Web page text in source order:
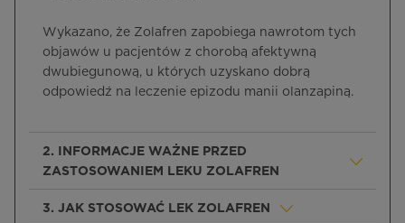
Wykazano, że Zolafren zapobiega nawrotom tych
objawów u pacjentów z chorobą afektywną
dwubiegunową, u których uzyskano dobrą
odpowiedź na leczenie epizodu manii olanzapiną.
2. INFORMACJE WAŻNE PRZED
ZASTOSOWANIEM LEKU ZOLAFREN
3. JAK STOSOWAĆ LEK ZOLAFREN